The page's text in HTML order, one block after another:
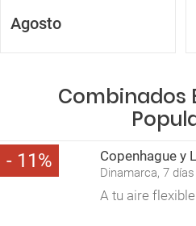
Agosto
Combinados
11 Copenhague y
Dinamarca, 7 días
A tu aire